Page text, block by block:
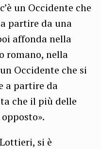
un Occidente che
partire da una
affonda nella
romano, nella
Occidente che si
a partire da
che il più delle
si è